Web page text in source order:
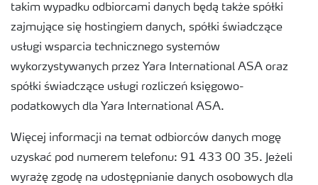
takim wypadku odbiorcami danych będą także spółki
zajmujące się hostingiem danych, spółki świadczące
usługi wsparcia technicznego systemów
wykorzystywanych przez Yara International ASA oraz
spółki świadczące usługi rozliczeń księgowo-
podatkowych dla Yara International ASA.
Więcej informacji na temat odbiorców danych mogę
uzyskać pod numerem telefonu: 91 433 00 35. Jeżeli
wyrażę zgodę na udostępnianie danych osobowych dla